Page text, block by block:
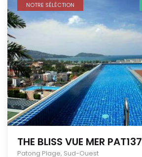
NOTRE SÉLÉCTION
THE BLISS VUE MER PAT137
Patong Plage, Sud-Ouest